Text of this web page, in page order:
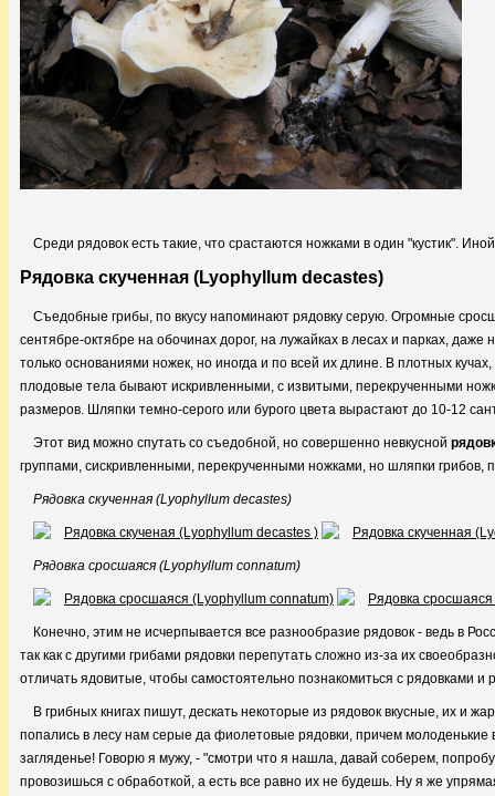
Среди рядовок есть такие, что срастаются ножками в один "кустик".
Рядовка скученная (Lyophyllum decastes)
Съедобные грибы, по вкусу напоминают рядовку серую. Огромные
сентябре-октябре на обочинах дорог, на лужайках в лесах и парках, даже
только основаниями ножек, но иногда и по всей их длине. В плотных
плодовые тела бывают искривленными, с извитыми, перекрученными
размеров. Шляпки темно-серого или бурого цвета вырастают до 10-12
Этот вид можно спутать со съедобной, но совершенно невкусной
группами, сискривленными, перекрученными ножками, но шляпки грибов,
Рядовка скученная (Lyophyllum decastes)
Рядовка сросшаяся (Lyophyllum connatum)
Конечно, этим не исчерпывается все разнообразие рядовок - ведь в
так как с другими грибами рядовки перепутать сложно из-за их
отличать ядовитые, чтобы самостоятельно познакомиться с рядовками и
В грибных книгах пишут, дескать некоторые из рядовок вкусные, их и
попались в лесу нам серые да фиолетовые рядовки, причем
загляденье! Говорю я мужу, - "смотри что я нашла, давай соберем,
провозишься с обработкой, а есть все равно их не будешь. Ну я же